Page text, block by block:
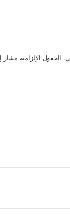
الحقول الإلزامية مشار